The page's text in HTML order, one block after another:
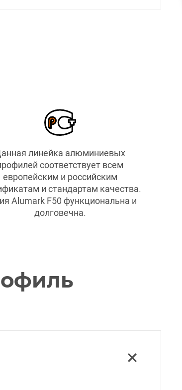
линейка алюминиевых
соответствует всем
европейским и российским
и стандартам качества.
Alumark F50 функциональна и
долговечна.